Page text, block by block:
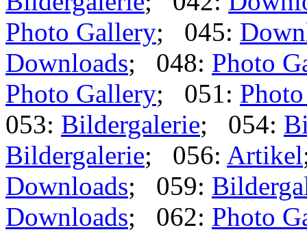
Photo Gallery; 045:
Downloads; 048: Photo
Photo Gallery; 051:
053: Bildergalerie; 054:
Bildergalerie; 056: Artikel
Downloads; 059:
Downloads; 062: Photo